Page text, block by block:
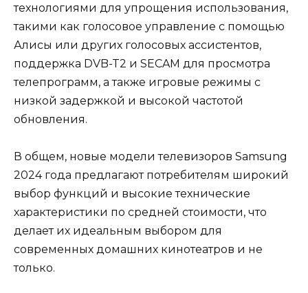
технологиями для упрощения использования,
такими как голосовое управление с помощью
Алисы или других голосовых ассистентов,
поддержка DVB-T2 и SECAM для просмотра
телепрограмм, а также игровые режимы с
низкой задержкой и высокой частотой
обновления.
В общем, новые модели телевизоров Samsung
2024 года предлагают потребителям широкий
выбор функций и высокие технические
характеристики по средней стоимости, что
делает их идеальным выбором для
современных домашних кинотеатров и не
только.